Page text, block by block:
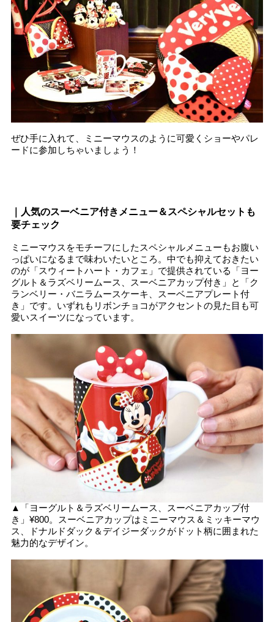
ぜひ手に入れて、ミニーマウスのように可愛くショーやパレ
ードに参加しちゃいましょう！
｜人気のスーベニア付きメニュー＆スペシャルセットも
要チェック
ミニーマウスをモチーフにしたスペシャルメニューもお腹い
っぱいになるまで味わいたいところ。中でも抑えておきたい
のが「スウィートハート・カフェ」で提供されている「ヨー
グルト＆ラズベリームース、スーベニアカップ付き」と「ク
ランベリー・バニラムースケーキ、スーベニアプレート付
き」です。いずれもリボンチョコがアクセントの見た目も可
愛いスイーツになっています。
▲「ヨーグルト＆ラズベリームース、スーベニアカップ付
き」¥800。スーベニアカップはミニーマウス＆ミッキーマウ
ス、ドナルドダック＆デイジーダックがドット柄に囲まれた
魅力的なデザイン。